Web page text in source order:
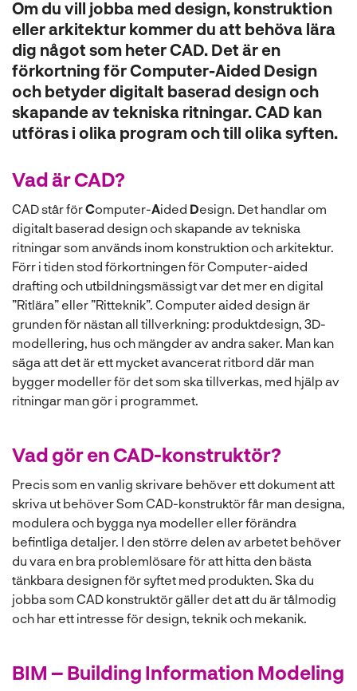
Om du vill jobba med design, konstruktion
eller arkitektur kommer du att behöva lära
dig något som heter CAD. Det är en
förkortning för Computer-Aided Design
och betyder digitalt baserad design och
skapande av tekniska ritningar. CAD kan
utföras i olika program och till olika syften.
Vad är CAD?
CAD står förComputer-Aided Design. Det handlar om
digitalt baserad design och skapande av tekniska
ritningar som används inom konstruktion och arkitektur.
Förr i tiden stod förkortningen för Computer-aided
drafting och utbildningsmässigt var det mer en digital
”Ritlära” eller ”Ritteknik”. Computer aided design är
grunden för nästan all tillverkning: produktdesign, 3D-
modellering, hus och mängder av andra saker. Man kan
säga att det är ett mycket avancerat ritbord där man
bygger modeller för det som ska tillverkas, med hjälp av
ritningar man gör i programmet.
Vad gör en CAD-konstruktör?
Precis som en vanlig skrivare behöver ett dokument att
skriva ut behöver Som CAD-konstruktör får man designa,
modulera och bygga nya modeller eller förändra
befintliga detaljer. I den större delen av arbetet behöver
du vara en bra problemlösare för att hitta den bästa
tänkbara designen för syftet med produkten. Ska du
jobba som CAD konstruktör gäller det att du är tålmodig
och har ett intresse för design, teknik och mekanik.
BIM – Building Information Modeling